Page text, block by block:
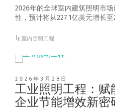
2026年的全球室内建筑照明市
性，预计将从227.1亿美元增长
室内照明工程
2026年3月28日
工业照明工程：赋
企业节能增效新密